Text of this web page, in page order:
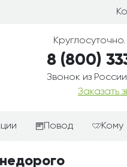
8 (800)
Звонок из
Заказать
корзины
Повод Кому